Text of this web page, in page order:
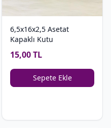
6,5x16x2,5 Asetat
Kapaklı Kutu
15,00 TL
Sepete Ekle